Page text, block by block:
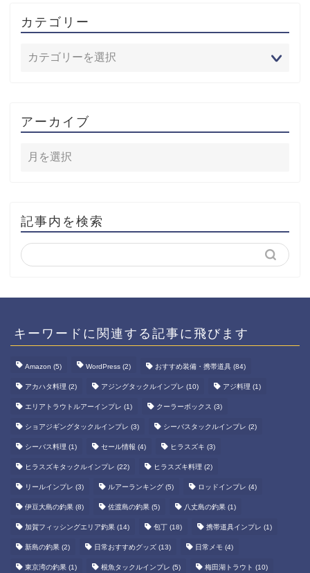
カテゴリー
アーカイブ
記事内を検索
キーワードに関連する記事に飛びます
Amazon (5) WordPress (2) おすすめ装備・携帯道具 (84)
アカハタ料理 (2) アジングタックルインプレ (10) アジ料理 (1)
エリアトラウトルアーインプレ (1) クーラーボックス (3)
ショアジギングタックルインプレ (3) シーバスタックルインプレ (2)
シーバス料理 (1) セール情報 (4) ヒラスズキ (3)
ヒラスズキタックルインプレ (22) ヒラスズキ料理 (2)
リールインプレ (3) ルアーランキング (5) ロッドインプレ (4)
伊豆大島の釣果 (8) 佐渡島の釣果 (5) 八丈島の釣果 (1)
加賀フィッシングエリア釣果 (14) 包丁 (18) 携帯道具インプレ (1)
新島の釣果 (2) 日常おすすめグッズ (13) 日常メモ (4)
東京湾の釣果 (1) 根魚タックルインプレ (5) 梅田湖トラウト (10)